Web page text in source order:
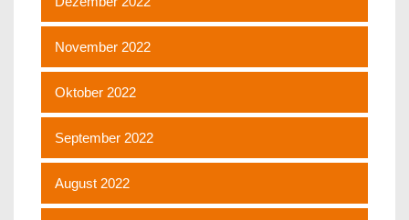
November 2022
Oktober 2022
September 2022
August 2022